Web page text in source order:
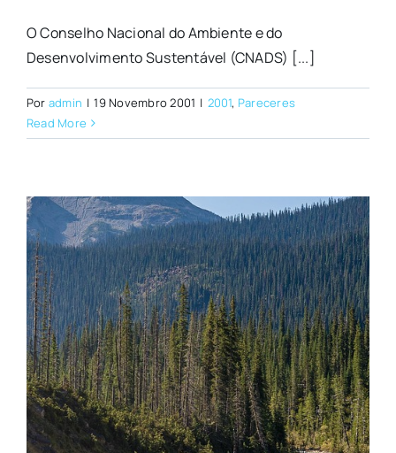
O Conselho Nacional do Ambiente e do
Desenvolvimento Sustentável (CNADS) [...]
Por admin | 19 Novembro 2001 | 2001, Pareceres
Read More